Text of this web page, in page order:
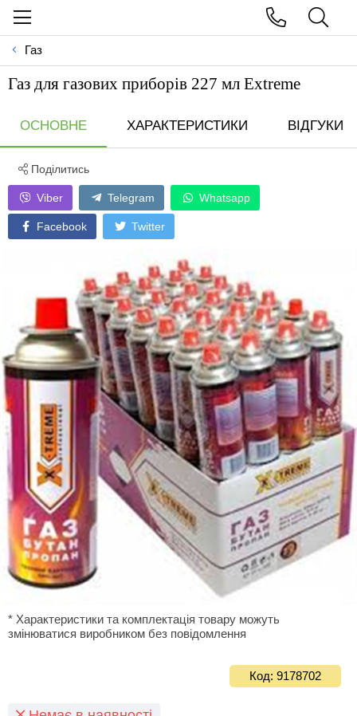
Газ
Газ для газових приборів 227 мл Extreme
ОСНОВНЕ ХАРАКТЕРИСТИКИ ВІДГУКИ
Поділитись
Viber Telegram Whatsapp
Facebook Twitter
* Характеристики та комплектація товару можуть
змінюватися виробником без повідомлення
Код: 9178702